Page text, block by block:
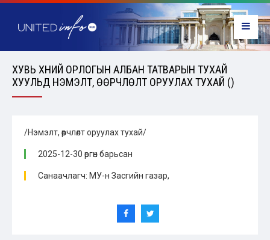
ХУВЬ ХҮНИЙ ОРЛОГЫН АЛБАН ТАТВАРЫН ТУХАЙ
ХУУЛЬД НЭМЭЛТ, ӨӨРЧЛӨЛТ ОРУУЛАХ ТУХАЙ ()
/Нэмэлт, өөрчлөлт оруулах тухай/
2025-12-30 өргөн барьсан
Санаачлагч: МУ-н Засгийн газар,